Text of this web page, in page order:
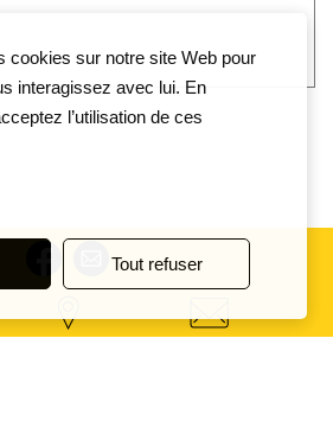
cookies sur notre site Web pour
interagissez avec lui. En
l’utilisation de ces
Tout refuser